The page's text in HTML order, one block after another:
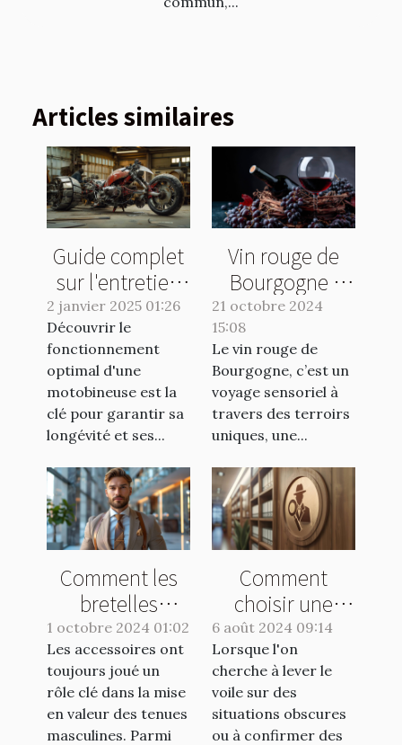
Articles similaires
Guide complet
sur l'entretien
et la
maintenance
des
motobineuses
2 janvier 2025 01:26
Découvrir le
fonctionnement
optimal d'une
motobineuse est la
clé pour garantir sa
longévité et ses...
Vin rouge de
Bourgogne :
quelle bouteille
21 octobre 2024
15:08
Le vin rouge de
Bourgogne, c’est un
voyage sensoriel à
travers des terroirs
uniques, une...
Comment les
bretelles
peuvent
transformer une
tenue
masculine
1 octobre 2024 01:02
Les accessoires ont
toujours joué un
rôle clé dans la mise
en valeur des tenues
masculines. Parmi
Comment
choisir une
agence de
détective pour
vos enquêtes
discrètes
6 août 2024 09:14
Lorsque l'on
cherche à lever le
voile sur des
situations obscures
ou à confirmer des